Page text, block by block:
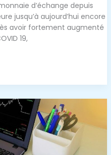
d’échange depuis
jusqu’à aujourd’hui encore
avoir fortement augmenté
19,